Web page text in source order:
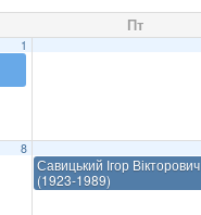
Пт
1
8
Савицький Ігор Вікторович
(1923-1989)